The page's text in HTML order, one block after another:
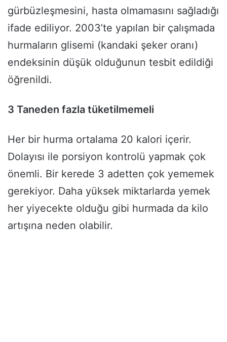
gürbüzleşmesini, hasta olmamasını sağladığı
ifade ediliyor. 2003’te yapılan bir çalışmada
hurmaların glisemi (kandaki şeker oranı)
endeksinin düşük olduğunun tesbit edildiği
öğrenildi.
3 Taneden fazla tüketilmemeli
Her bir hurma ortalama 20 kalori içerir.
Dolayısı ile porsiyon kontrolü yapmak çok
önemli. Bir kerede 3 adetten çok yememek
gerekiyor. Daha yüksek miktarlarda yemek
her yiyecekte olduğu gibi hurmada da kilo
artışına neden olabilir.